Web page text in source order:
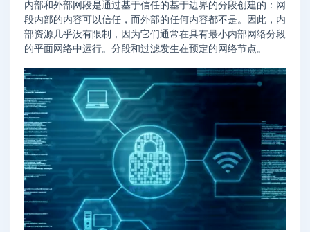
内部和外部网段是通过基于信任的基于边界的分段创建的：网
段内部的内容可以信任，而外部的任何内容都不是。因此，内
部资源几乎没有限制，因为它们通常在具有最小内部网络分段
的平面网络中运行。分段和过滤发生在预定的网络节点。